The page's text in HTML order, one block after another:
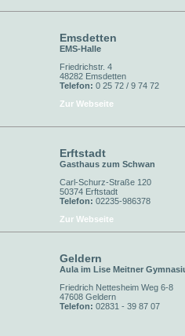
Emsdetten
EMS-Halle
Friedrichstr. 4
48282 Emsdetten
Telefon: 0 25 72 / 9 74 72
Zur Webseite
Erftstadt
Gasthaus zum Schwan
Carl-Schurz-Straße 120
50374 Erftstadt
Telefon: 02235-986378
Zur Webseite
Geldern
Aula im Lise Meitner
Friedrich Nettesheim Weg 6-8
47608 Geldern
Telefon: 02831 - 39 87 07